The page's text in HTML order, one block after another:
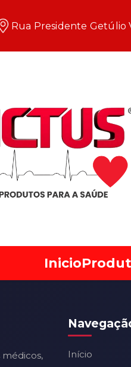
Rua Presidente Getúlio
Inicio
Início